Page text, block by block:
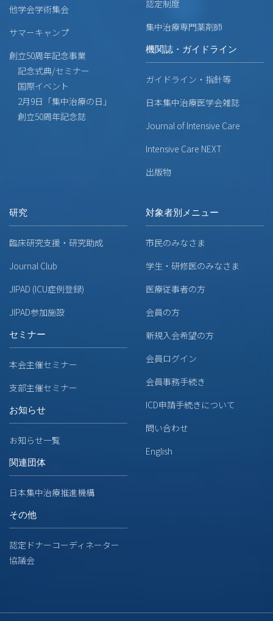
他学会学術集会
サマーキャンプ
創立50周年記念事業
記念式典/セミナー
国際イベント
2月9日「集中治療の日」
創立50周年記念誌
認定制度
集中治療専門薬剤師
機関誌・ガイドライン
ガイドライン・指針等
日本集中治療医学会雑誌
Journal of Intensive Care
Intensive Care NEXT
出版物
研究
臨床研究支援・研究助成
Journal Club
JIPAD (ICU症例登録)
JIPAD参加施設
セミナー
本会主催セミナー
支部主催セミナー
お知らせ
お知らせ一覧
関連団体
日本集中治療推進機構
その他
認定ドナーコーディネーター
協議会
対象者別メニュー
市民のみなさま
学生・研修医のみなさま
医療従事者の方
会員の方
新規入会希望の方
会員ログイン
会員事務手続き
ICD申請手続きについて
問い合わせ
English